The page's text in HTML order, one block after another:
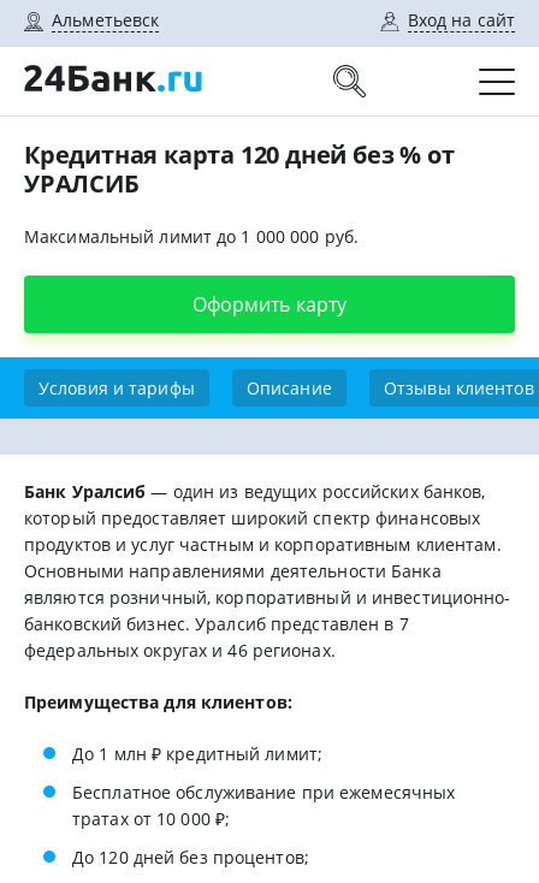
Альметьевск Вход на сайт
Кредитная карта 120 дней без % от
УРАЛСИБ
Максимальный лимит до 1 000 000 руб.
Оформить карту
Условия и тарифы Описание Отзывы клиентов
Банк Уралсиб — один из ведущих российских банков,
который предоставляет широкий спектр финансовых
продуктов и услуг частным и корпоративным клиентам.
Основными направлениями деятельности Банка
являются розничный, корпоративный и инвестиционно-
банковский бизнес. Уралсиб представлен в 7
федеральных округах и 46 регионах.
Преимущества для клиентов:
До 1 млн ₽ кредитный лимит;
Бесплатное обслуживание при ежемесячных
тратах от 10 000 ₽;
До 120 дней без процентов;